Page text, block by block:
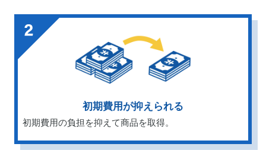
初期費用が抑えられる
初期費用の負担を抑えて商品を取得。